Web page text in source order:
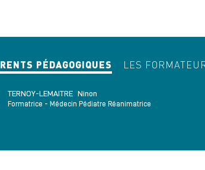
PÉDAGOGIQUES LES
TERNOY-LEMAITRE Ninon
Formatrice - Médecin Pédiatre Réanimatrice